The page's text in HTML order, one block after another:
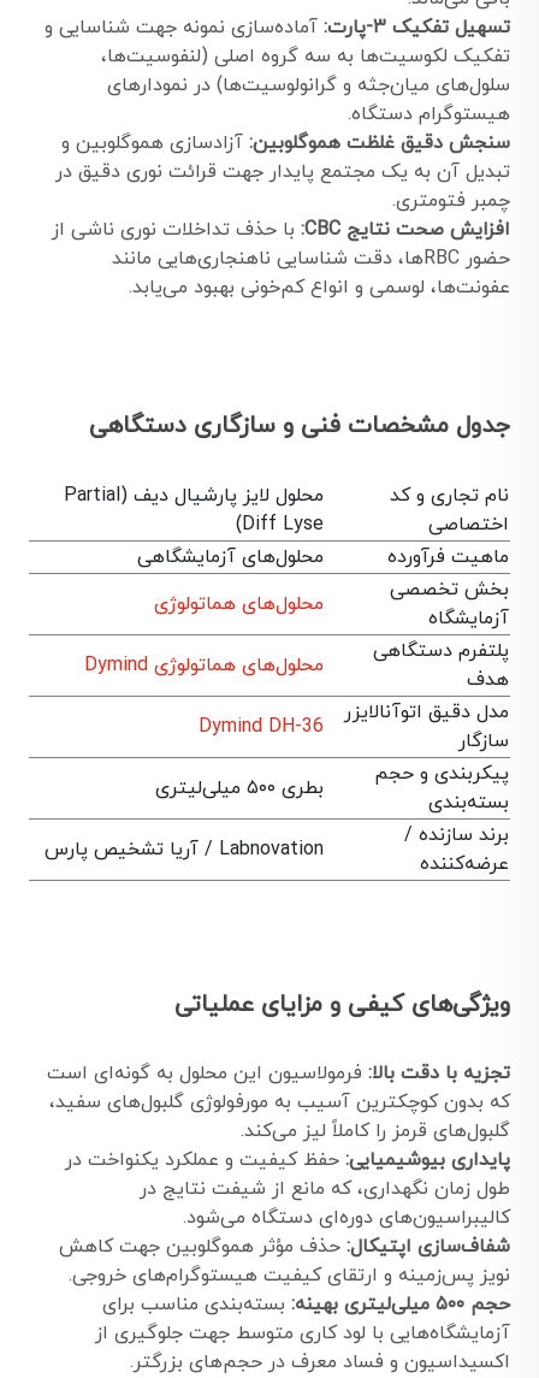
تسهیل تفکیک ۳-پارت:
آماده‌سازی نمونه جهت شناسایی و
تفکیک لکوسیت‌ها به سه گروه اصلی (لنفوسیت‌ها،
سلول‌های میان‌جثه و گرانولوسیت‌ها) در نمودارهای
هیستوگرام دستگاه.
سنجش دقیق غلظت هموگلوبین: آزادسازی هموگلوبین و
تبدیل آن به یک مجتمع پایدار جهت قرائت نوری دقیق در
چمبر فتومتری.
افزایش صحت نتایج CBC:
با حذف تداخلات نوری ناشی از
حضور RBCها، دقت شناسایی ناهنجاری‌هایی مانند
عفونت‌ها، لوسمی و انواع کم‌خونی بهبود می‌یابد.
جدول مشخصات فنی و سازگاری دستگاهی
نام تجاری و کد
اختصاصی
محلول لایز پارشیال دیف (Partial
Diff Lyse)
ماهیت فرآورده
محلول‌های آزمایشگاهی
بخش تخصصی
آزمایشگاه
محلول‌های هماتولوژی
پلتفرم دستگاهی
هدف
محلول‌های هماتولوژی Dymind
مدل دقیق اتوآنالایزر
سازگار
Dymind DH-36
پیکربندی و حجم
بسته‌بندی
بطری ۵۰۰ میلی‌لیتری
برند سازنده /
عرضه‌کننده
Labnovation / آریا تشخیص پارس
ویژگی‌های کیفی و مزایای عملیاتی
تجزیه با دقت بالا: فرمولاسیون این محلول به گونه‌ای است
که بدون کوچکترین آسیب به مورفولوژی گلبول‌های سفید،
گلبول‌های قرمز را کاملاً لیز می‌کند.
پایداری بیوشیمیایی: حفظ کیفیت و عملکرد یکنواخت در
طول زمان نگهداری، که مانع از شیفت نتایج در
کالیبراسیون‌های دوره‌ای دستگاه می‌شود.
شفاف‌سازی اپتیکال: حذف مؤثر هموگلوبین جهت کاهش
نویز پس‌زمینه و ارتقای کیفیت هیستوگرام‌های خروجی.
حجم ۵۰۰ میلی‌لیتری بهینه:
بسته‌بندی مناسب برای
آزمایشگاه‌هایی با لود کاری متوسط جهت جلوگیری از
اکسیداسیون و فساد معرف در حجم‌های بزرگتر.